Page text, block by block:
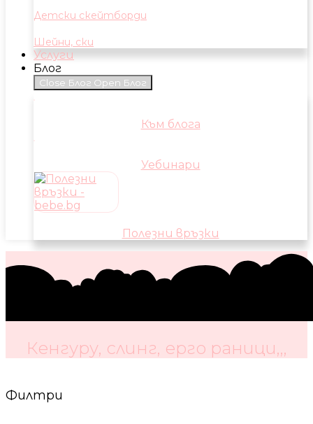
Детски скейтборди
Шейни, ски
Услуги
Блог
Close Блог Open Блог
Към блога
Уебинари
Полезни връзки
Кенгуру, слинг, ерго раници,,,
Филтри